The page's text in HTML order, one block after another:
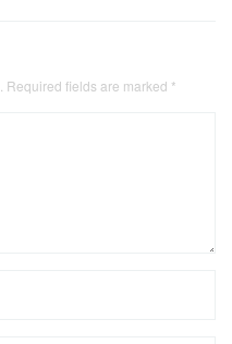
Required fields are marked *